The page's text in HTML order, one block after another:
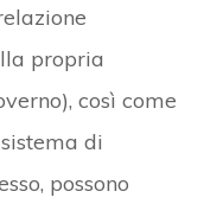
propria
così come
di
possono